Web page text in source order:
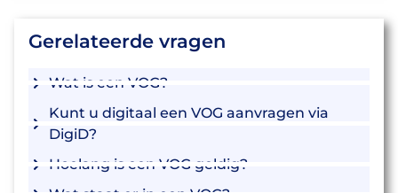
Gerelateerde vragen
Wat is een VOG?
Kunt u digitaal een VOG aanvragen via
DigiD?
Hoelang is een VOG geldig?